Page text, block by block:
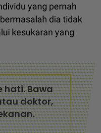
yang pernah
dia tidak
kesukaran yang
hati. Bawa
doktor,